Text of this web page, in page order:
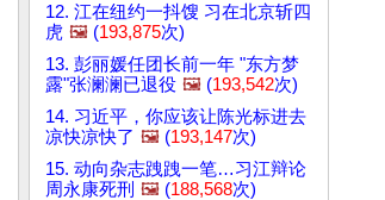
12. 江在纽约一抖馊 习在北京斩四
虎 🖼️ (193,875次)
13. 彭丽媛任团长前一年 "东方梦
露"张澜澜已退役 🖼️ (193,542次)
14. 习近平，你应该让陈光标进去
凉快凉快了 🖼️ (193,147次)
15. 动向杂志跩跩一笔…习江辩论
周永康死刑 🖼️ (188,568次)